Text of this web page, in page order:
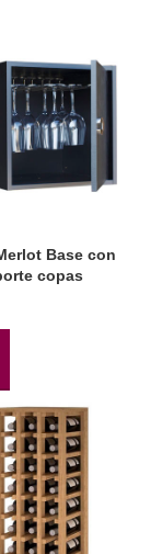
Base con
copas
CARRITO